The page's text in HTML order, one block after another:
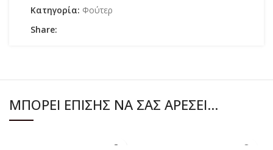
Κατηγορία: Φούτερ
Share:
ΜΠΟΡΕΊ ΕΠΊΣΗΣ ΝΑ ΣΑΣ ΑΡΈΣΕΙ…